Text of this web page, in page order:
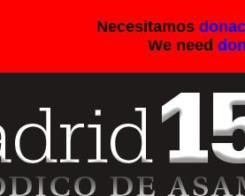
Necesitamos
We need